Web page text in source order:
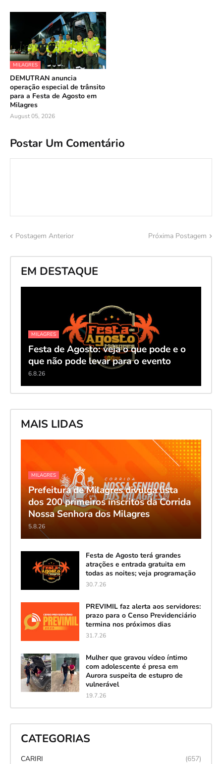
MILAGRES
DEMUTRAN anuncia
operação especial de trânsito
para a Festa de Agosto em
Milagres
August 05, 2026
Postar Um Comentário
Postagem Anterior Próxima Postagem
EM DESTAQUE
MILAGRES
Festa de Agosto: veja o que pode e o
que não pode levar para o evento
6.8.26
MAIS LIDAS
MILAGRES
Prefeitura de Milagres divulga lista
dos 200 primeiros inscritos da Corrida
Nossa Senhora dos Milagres
5.8.26
Festa de Agosto terá grandes
atrações e entrada gratuita em
todas as noites; veja programação
30.7.26
PREVIMIL faz alerta aos servidores:
prazo para o Censo Previdenciário
termina nos próximos dias
31.7.26
Mulher que gravou vídeo íntimo
com adolescente é presa em
Aurora suspeita de estupro de
vulnerável
19.7.26
CATEGORIAS
CARIRI
(657)